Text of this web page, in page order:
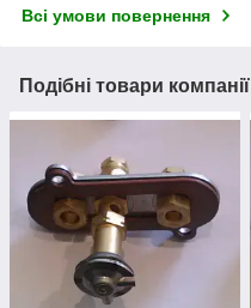
Всі умови повернення
Подібні товари компанії